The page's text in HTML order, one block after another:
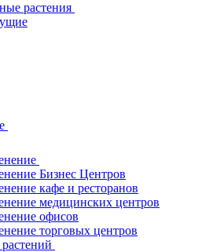
растения
Бизнес Центров
кафе и ресторанов
медицинских центров
офисов
торговых центров